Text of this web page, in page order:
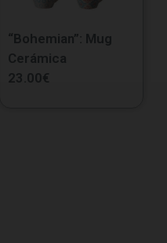
“Bohemian”: Mug
Cerámica
23.00€